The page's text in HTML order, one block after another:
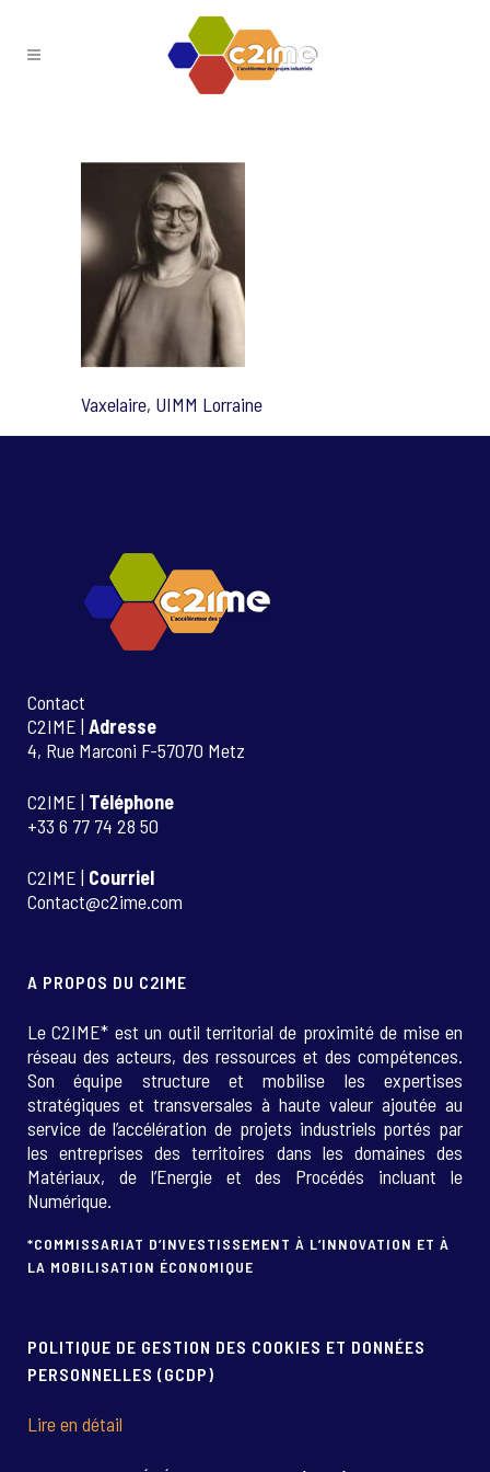
Vaxelaire, UIMM Lorraine
Contact
C2IME | Adresse
4, Rue Marconi F-57070 Metz
C2IME | Téléphone
+33 6 77 74 28 50
C2IME | Courriel
Contact@c2ime.com
A PROPOS DU C2IME
Le C2IME* est un outil territorial de proximité de mise en
réseau des acteurs, des ressources et des compétences.
Son équipe structure et mobilise les expertises
stratégiques et transversales à haute valeur ajoutée au
service de l’accélération de projets industriels portés par
les entreprises des territoires dans les domaines des
Matériaux, de l’Energie et des Procédés incluant le
Numérique.
*COMMISSARIAT D’INVESTISSEMENT À L’INNOVATION ET À
LA MOBILISATION ÉCONOMIQUE
POLITIQUE DE GESTION DES COOKIES ET DONNÉES
PERSONNELLES (GCDP)
Lire en détail